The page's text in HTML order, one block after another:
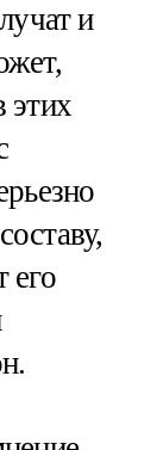
и
этих
его